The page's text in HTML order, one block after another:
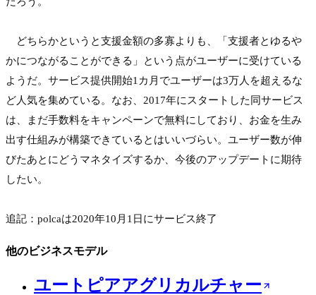
どちらかというと支援金額の多寡よりも、「支援者とゆるや
かにつながることができる」という点がユーザーに受けている
ようだ。サービス提供開始1カ月でユーザーは3万人を超えるな
ど人気を集めている。なお、2017年にスタートした同サービス
は、まだ手数料をキャンペーンで無料にしており、お金を生み
出す仕組みが構築できているとはいいづらい。ユーザー数が伸
びたあとにどうマネタイズするか、今後のアップデートに期待
したい。
追記：polcaは2020年10月1日にサービス終了
他のビジネスモデル
ユートピアアグリカルチャー